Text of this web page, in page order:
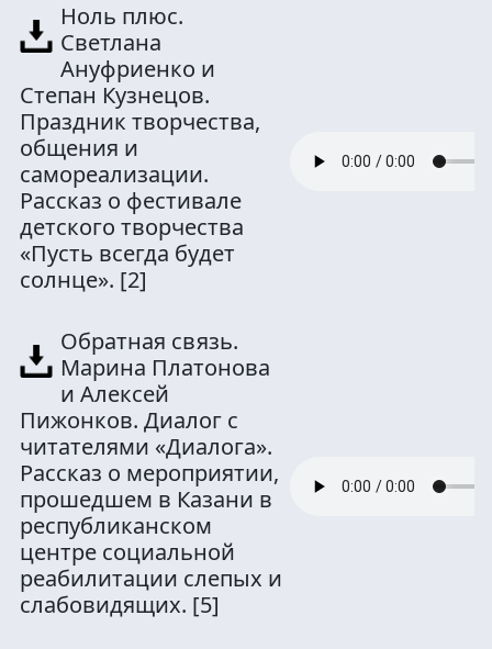
Ноль плюс.
Светлана
Ануфриенко и
Степан Кузнецов.
Праздник творчества,
общения и
самореализации.
Рассказ о фестивале
детского творчества
«Пусть всегда будет
солнце». [2]
Обратная связь.
Марина Платонова
и Алексей
Пижонков. Диалог с
читателями «Диалога».
Рассказ о мероприятии,
прошедшем в Казани в
республиканском
центре социальной
реабилитации слепых и
слабовидящих. [5]